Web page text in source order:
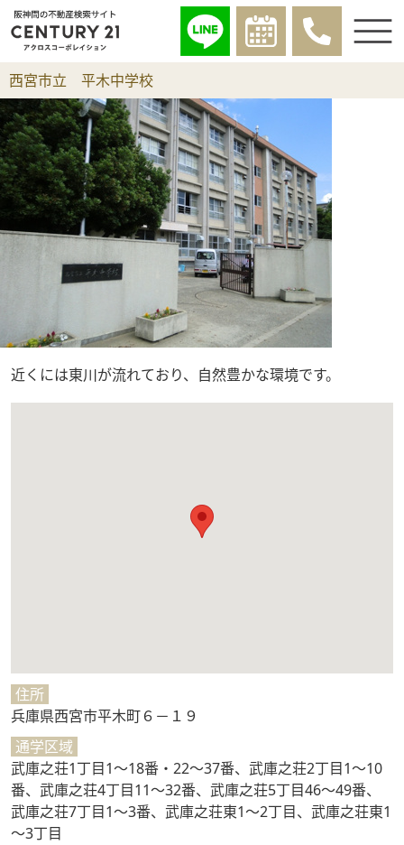
西宮市立 平木中学校
近くには東川が流れており、自然豊かな環境です。
住所
兵庫県西宮市平木町６－１９
通学区域
武庫之荘1丁目1～18番・22～37番、武庫之荘2丁目1～10
番、武庫之荘4丁目11～32番、武庫之荘5丁目46～49番、
武庫之荘7丁目1～3番、武庫之荘東1～2丁目、武庫之荘東1
～3丁目